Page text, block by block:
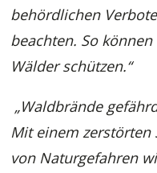
behördlichen
beachten. So
Wälder schützen.“
„Waldbrände
Mit einem zerstörten
von Naturgefahren